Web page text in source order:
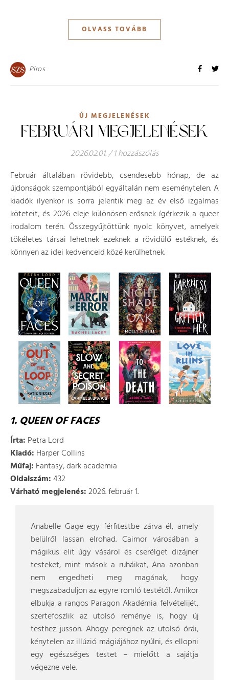
OLVASS TOVÁBB
Piros
ÚJ MEGJELENÉSEK
FEBRUÁRI MEGJELENÉSEK
2026.02.01./ 1 hozzászólás
Február általában rövidebb, csendesebb hónap, de az
újdonságok szempontjából egyáltalán nem eseménytelen. A
kiadók ilyenkor is sorra jelentik meg az év első izgalmas
köteteit, és 2026 eleje különösen erősnek ígérkezik a queer
irodalom terén. Összegyűjtöttünk nyolc könyvet, amelyek
tökéletes társai lehetnek ezeknek a rövidülő estéknek, és
könnyen az idei kedvenceid közé kerülhetnek.
1. QUEEN OF FACES
Írta: Petra Lord
Kiadó: Harper Collins
Műfaj: Fantasy, dark academia
Oldalszám:432
Várható megjelenés:2026. február 1.
Anabelle Gage egy férfitestbe zárva él, amely
belülről lassan elrohad. Caimor városában a
mágikus elit úgy vásárol és cserélget dizájner
testeket, mint mások a ruháikat, Ana azonban
nem engedheti meg magának, hogy
megszabaduljon az egyre romló testétől. Amikor
elbukja a rangos Paragon Akadémia felvételijét,
szertefoszlik az utolsó reménye is, hogy új
testhez jusson. Ahogy peregnek az utolsó órái,
kénytelen az illúzió mágiájához nyúlni, és ellopni
egy egészséges testet – mielőtt a sajátja
végezne vele.